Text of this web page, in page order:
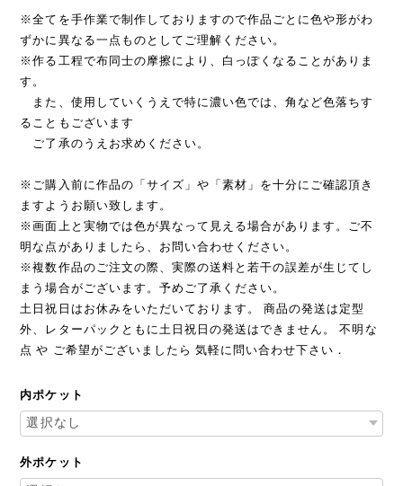
※全てを手作業で制作しておりますので作品ごとに色や形がわ
ずかに異なる一点ものとしてご理解ください。
※作る工程で布同士の摩擦により、白っぽくなることがありま
す。
また、使用していくうえで特に濃い色では、角など色落ちす
ることもございます
ご了承のうえお求めください。
※ご購入前に作品の「サイズ」や「素材」を十分にご確認頂き
ますようお願い致します。
※画面上と実物では色が異なって見える場合があります。ご不
明な点がありましたら、お問い合わせください。
※複数作品のご注文の際、実際の送料と若干の誤差が生じてし
まう場合がございます。予めご了承ください。
土日祝日はお休みをいただいております。 商品の発送は定型
外、レターパックともに土日祝日の発送はできません。 不明な
点 や ご希望がございましたら 気軽に問い合わせ下さい．
内ポケット
外ポケット